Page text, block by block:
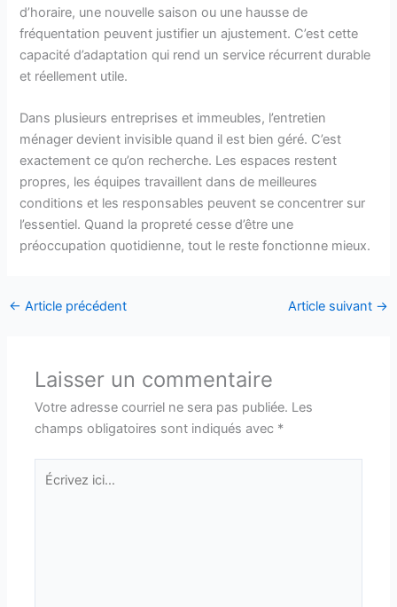
d’horaire, une nouvelle saison ou une hausse de
fréquentation peuvent justifier un ajustement. C’est cette
capacité d’adaptation qui rend un service récurrent durable
et réellement utile.
Dans plusieurs entreprises et immeubles, l’entretien
ménager devient invisible quand il est bien géré. C’est
exactement ce qu’on recherche. Les espaces restent
propres, les équipes travaillent dans de meilleures
conditions et les responsables peuvent se concentrer sur
l’essentiel. Quand la propreté cesse d’être une
préoccupation quotidienne, tout le reste fonctionne mieux.
← Article précédent Article suivant →
Laisser un commentaire
Votre adresse courriel ne sera pas publiée. Les
champs obligatoires sont indiqués avec *
Écrivez
ici…